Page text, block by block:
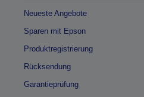
Neueste Angebote
Sparen mit Epson
Produktregistrierung
Rücksendung
Garantieprüfung